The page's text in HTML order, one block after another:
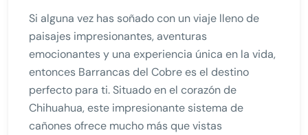
Si alguna vez has soñado con un viaje lleno de
paisajes impresionantes, aventuras
emocionantes y una experiencia única en la vida,
entonces Barrancas del Cobre es el destino
perfecto para ti. Situado en el corazón de
Chihuahua, este impresionante sistema de
cañones ofrece mucho más que vistas